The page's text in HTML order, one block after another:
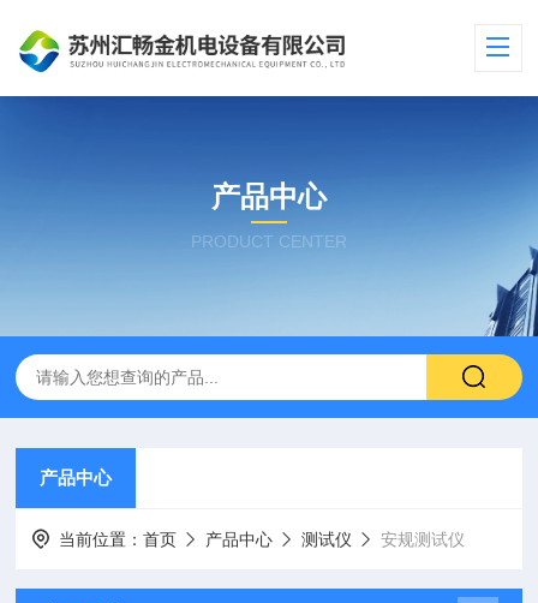
产品中心
PRODUCT CENTER
产品中心
当前位置：首页 产品中心 测试仪 安规测试仪